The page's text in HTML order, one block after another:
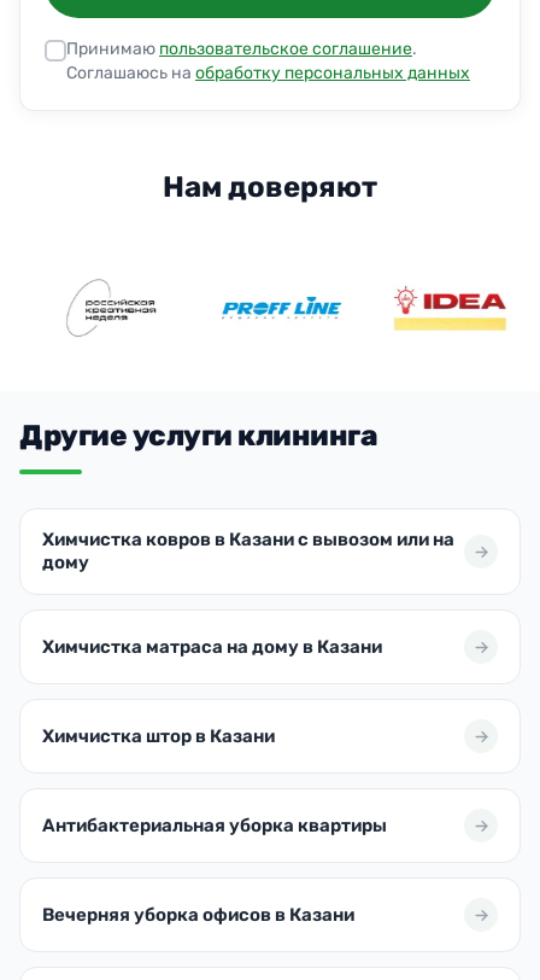
Принимаю пользовательское соглашение.
Соглашаюсь на обработку персональных данных
Нам доверяют
Другие услуги клининга
Химчистка ковров в Казани с вывозом или на
дому
Химчистка матраса на дому в Казани
Химчистка штор в Казани
Антибактериальная уборка квартиры
Вечерняя уборка офисов в Казани